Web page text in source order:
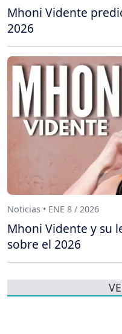
Mhoni Vidente
2026
Noticias • ENE 8 / 2026
Mhoni Vidente y su
sobre el 2026